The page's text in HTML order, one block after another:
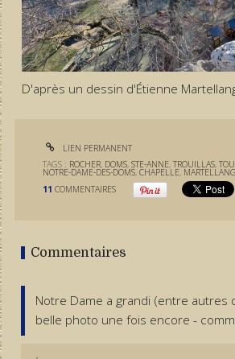
D'après un dessin d'Étienne
LIEN PERMANENT
TAGS : ROCHER, DOMS,STE-ANNE,TROUILLAS,
NOTRE-DAME-DES-DOMS,CHAPELLE,
11 COMMENTAIRES
Commentaires
Notre Dame a grandi (entre autres
belle photo une fois encore -